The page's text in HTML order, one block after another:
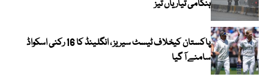
ہنگامی تیاریاں تیز
پاکستان کیخلاف ٹیسٹ سیریز ، انگلینڈ کا 16 رکنی اسکواڈ
سامنے آ گیا